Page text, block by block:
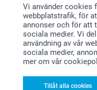
Vi använder cookies
webbplatstrafik, för
annonser och för att
sociala medier. Vi
användning av vår
sociala medier,
mer om vår
Tillåt alla cookies
Alla hjärtans
Skapa en personlig
favoritperson som ni
presenter är
göras personliga
du garanterat något